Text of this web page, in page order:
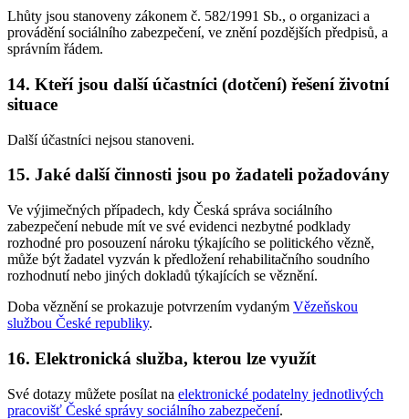
Lhůty jsou stanoveny zákonem č. 582/1991 Sb., o organizaci a
provádění sociálního zabezpečení, ve znění pozdějších předpisů, a
správním řádem.
14. Kteří jsou další účastníci (dotčení) řešení životní
situace
Další účastníci nejsou stanoveni.
15. Jaké další činnosti jsou po žadateli požadovány
Ve výjimečných případech, kdy Česká správa sociálního
zabezpečení nebude mít ve své evidenci nezbytné podklady
rozhodné pro posouzení nároku týkajícího se politického vězně,
může být žadatel vyzván k předložení rehabilitačního soudního
rozhodnutí nebo jiných dokladů týkajících se věznění.
Doba věznění se prokazuje potvrzením vydaným Vězeňskou
službou České republiky.
16. Elektronická služba, kterou lze využít
Své dotazy můžete posílat na elektronické podatelny jednotlivých
pracovišť České správy sociálního zabezpečení.